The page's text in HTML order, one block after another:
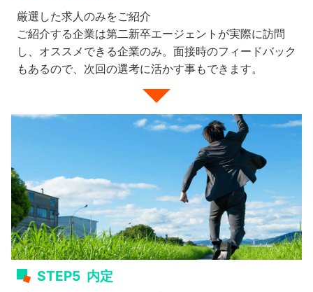
厳選した求人のみをご紹介
ご紹介する企業は第二新卒エージェントが実際に訪問
し、オススメできる企業のみ。面接時のフィードバック
もあるので、次回の選考に活かす事もできます。
STEP5 内定